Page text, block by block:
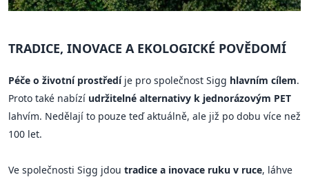
TRADICE, INOVACE A EKOLOGICKÉ POVĚDOMÍ
Péče o životní prostředíje pro společnost Sigg hlavním cílem.
Proto také nabízí udržitelné alternativy k jednorázovým PET
lahvím. Nedělají to pouze teď aktuálně, ale již po dobu více než
100 let.
Ve společnosti Sigg jdou tradice a inovace ruku v ruce, láhve